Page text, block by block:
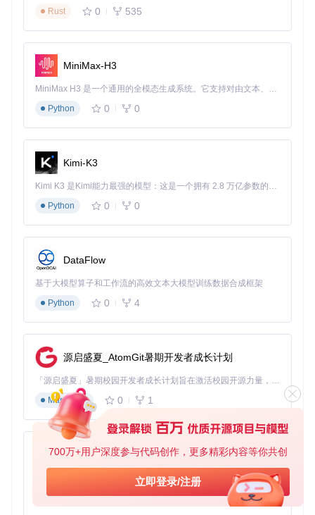
700万+用户深度参与代码创作，更多精彩内容等你共创
立即登录/注册
角色：独立设计师李女士
任务：需要完整保留与20+客户的项目沟通记录，以便随时查
阅需求变更和进度节点
工具价值
有包含"报价""修改意见"的对话导出为CSV格式，建立了结构
化的客户沟通档案。当遇到需求争议时，她能在30秒内定位到
具体对话内容，过去半年因沟通记录不清导致的纠纷减少了10
0%。每月底，她还会利用年度报告功能分析客户沟通频率，
研究人员的社交语料采集工具
：社会学研究生小张
任务：收集特定社群的日常对话作为研究素材，需要保留原始
语境并进行结构化分析
工具价值
：小张使用WeChatMsg的批量导出功能，将三个月
的群聊记录脱敏后保存为CSV格式。通过导入Python进行情感
分析，他发现了群体讨论中的情绪波动规律，这些发现成为其
论文的核心论据。工具的时间范围筛选功能让他能够精确提取
特定事件期间的对话数据，研究效率提升了60%。
：小学生家长王先生
：保存孩子成长过程中的有趣对话和重要时刻，作为家庭
记忆的一部分
工具价值：王先生选择HTML格式导出与孩子的聊天记录，完
整保留了表情、语音转文字和图片内容。他将这些文件按季度
整理，配上孩子的照片制作成年度成长手册。"当孩子长大后
的。"这种非功利性的使用场景，展现了WeChatMsg作为数字
记忆保存工具的人文价值。
实战教程：从安装到精通的三阶段学习路径
环境准备：5分钟完成基础配置
：在本地计算机上成功部署WeChatMsg运行环境
Rust
0 535
MiniMax-H3
MiniMax H3 是一个通用的全模态生成系统。它支持对由文本、图像、视频和音频组成的多模态上下文进行统一理解，并能生成分辨率高达 2K、时长可达 15 秒的带原生立体声音频的视频。得益于面向任务泛化的系统设计，H3 在预训练阶段就已具备广泛的多模态上下文理解与生成能力，能够出色地执行复杂的多模态指令。
Python
0 0
Kimi-K3
Kimi K3 是Kimi能力最强的模型：这是一个拥有 2.8 万亿参数的混合专家（MoE）模型，具备原生视觉理解能力，并支持 100 万 token 的上下文窗口。
Python
0 0
DataFlow
基于大模型算子和工作流的高效文本大模型训练数据合成框架
Python
0 4
源启盛夏_AtomGit暑期开发者成长计划
「源启盛夏」暑期校园开发者成长计划旨在激活校园开源力量，通过积分激励、认证扶持、资源倾斜等形式，引导高校组织和开发者完成「入驻 — 建项目 — 做贡献 — 获认证 — 得资源」的完整闭环。无论你是想带领社团入驻平台的组织者，还是希望用代码贡献证明自己的开发者，都能在这里找到属于你的成长路径。
Markdown
0 1
py-xiaozhi
基于Python的Xiaozhi AI，适用于想要完整Xiaozhi体验而无需拥有专用硬件的用户。
Python
0 1